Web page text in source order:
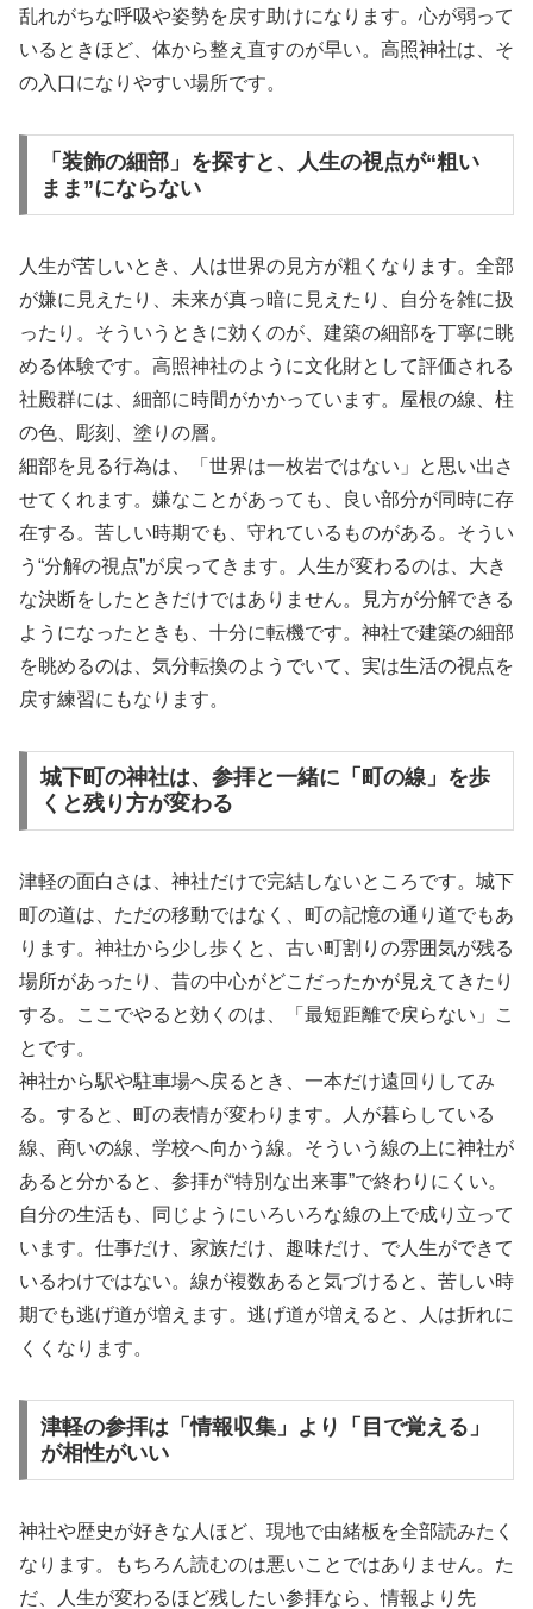
乱れがちな呼吸や姿勢を戻す助けになります。心が弱って
いるときほど、体から整え直すのが早い。高照神社は、そ
の入口になりやすい場所です。
「装飾の細部」を探すと、人生の視点が“粗い
まま”にならない
人生が苦しいとき、人は世界の見方が粗くなります。全部
が嫌に見えたり、未来が真っ暗に見えたり、自分を雑に扱
ったり。そういうときに効くのが、建築の細部を丁寧に眺
める体験です。高照神社のように文化財として評価される
社殿群には、細部に時間がかかっています。屋根の線、柱
の色、彫刻、塗りの層。
細部を見る行為は、「世界は一枚岩ではない」と思い出さ
せてくれます。嫌なことがあっても、良い部分が同時に存
在する。苦しい時期でも、守れているものがある。そうい
う“分解の視点”が戻ってきます。人生が変わるのは、大き
な決断をしたときだけではありません。見方が分解できる
ようになったときも、十分に転機です。神社で建築の細部
を眺めるのは、気分転換のようでいて、実は生活の視点を
戻す練習にもなります。
城下町の神社は、参拝と一緒に「町の線」を歩
くと残り方が変わる
津軽の面白さは、神社だけで完結しないところです。城下
町の道は、ただの移動ではなく、町の記憶の通り道でもあ
ります。神社から少し歩くと、古い町割りの雰囲気が残る
場所があったり、昔の中心がどこだったかが見えてきたり
する。ここでやると効くのは、「最短距離で戻らない」こ
とです。
神社から駅や駐車場へ戻るとき、一本だけ遠回りしてみ
る。すると、町の表情が変わります。人が暮らしている
線、商いの線、学校へ向かう線。そういう線の上に神社が
あると分かると、参拝が“特別な出来事”で終わりにくい。
自分の生活も、同じようにいろいろな線の上で成り立って
います。仕事だけ、家族だけ、趣味だけ、で人生ができて
いるわけではない。線が複数あると気づけると、苦しい時
期でも逃げ道が増えます。逃げ道が増えると、人は折れに
くくなります。
津軽の参拝は「情報収集」より「目で覚える」
が相性がいい
神社や歴史が好きな人ほど、現地で由緒板を全部読みたく
なります。もちろん読むのは悪いことではありません。た
だ、人生が変わるほど残したい参拝なら、情報より先